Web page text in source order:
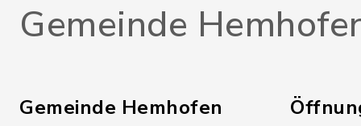
Gemeinde
Gemeinde Hemhofen